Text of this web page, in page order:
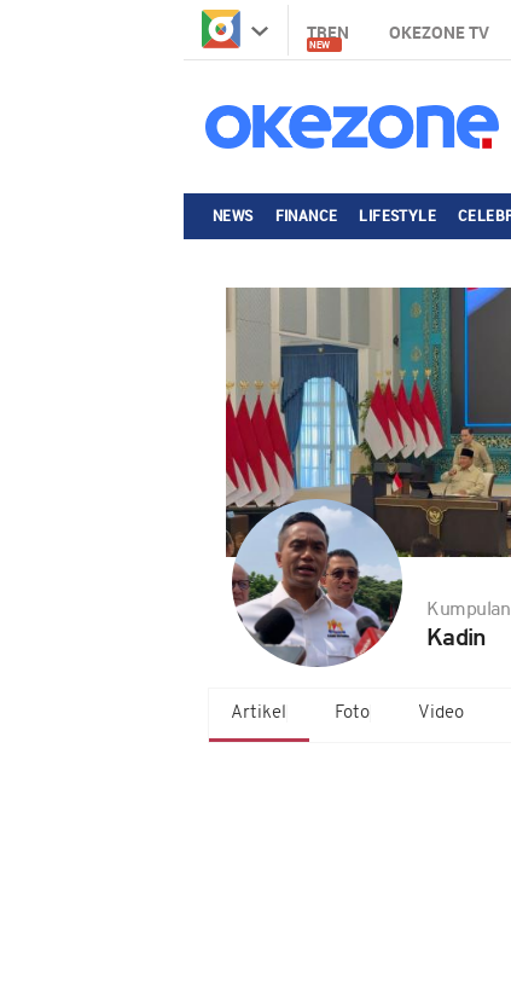
TREN
NEW
OKEZONE TV
NEWS FINANCE LIFESTYLE
Kadin
Artikel Foto Video